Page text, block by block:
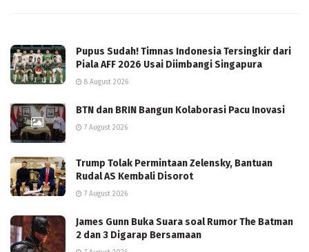
Pupus Sudah! Timnas Indonesia Tersingkir dari
Piala AFF 2026 Usai Diimbangi Singapura
8 August 2026
BTN dan BRIN Bangun Kolaborasi Pacu Inovasi
7 August 2026
Trump Tolak Permintaan Zelensky, Bantuan
Rudal AS Kembali Disorot
7 August 2026
James Gunn Buka Suara soal Rumor The Batman
2 dan 3 Digarap Bersamaan